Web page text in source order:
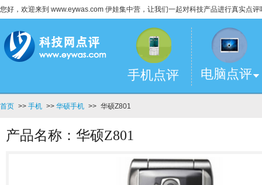
您好，欢迎来到 www.eywas.com 伊娃集中营，让我们一起对科技产品进行真实点评
手机点评 电脑点评
首页 >> 手机 >> 华硕手机 >> 华硕Z801
产品名称：华硕Z801